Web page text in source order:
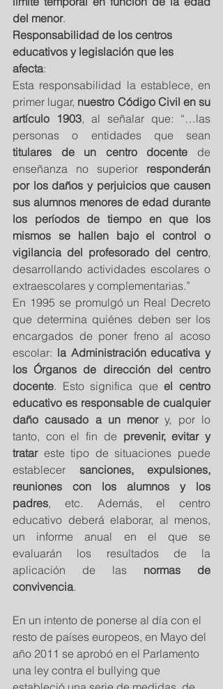
del menor.
Responsabilidad de los centros
educativos y legislación que les
afecta:
Esta responsabilidad la establece, en
primer lugar, nuestro Código Civil en su
artículo 1903, al señalar que: “…las
titulares de un centro docente de
enseñanza no superior responderán
por los daños y perjuicios que causen
sus alumnos menores de edad durante
los períodos de tiempo en que los
mismos se hallen bajo el control o
vigilancia del profesorado del centro,
desarrollando actividades escolares o
extraescolares y complementarias.”
En 1995 se promulgó un Real Decreto
que determina quiénes deben ser los
encargados de poner freno al acoso
escolar: la Administración educativa y
los Órganos de dirección del centro
docente. Esto significa que el centro
educativo es responsable de cualquier
daño causado a un menor y, por lo
tanto, con el fin de prevenir, evitar y
tratar este tipo de situaciones puede
establecer sanciones, expulsiones,
reuniones con los alumnos y los
padres, etc. Además, el centro
educativo deberá elaborar, al menos,
un informe anual en el que se
evaluarán los resultados de la
aplicación de las normas de
convivencia.
En un intento de ponerse al día con el
resto de países europeos, en Mayo del
año 2011 se aprobó en el Parlamento
una ley contra el bullying que